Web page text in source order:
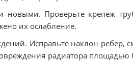
новыми. Проверьте крепеж
их ослабление.
Исправьте наклон ребер,
радиатора площадью